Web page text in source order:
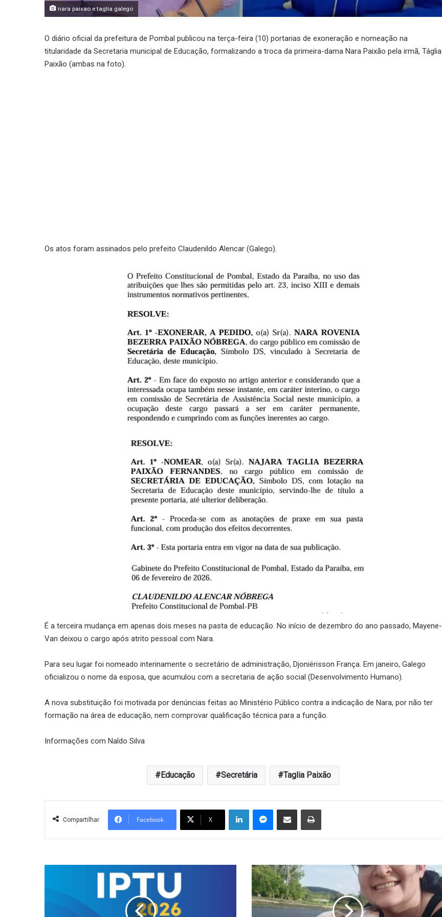
nara paixao e taglia galego
O diário oficial da prefeitura de Pombal publicou na terça-feira (10) portarias de exoneração e nomeação na
titularidade da Secretaria municipal de Educação, formalizando a troca da primeira-dama Nara Paixão pela irmã, Táglia
Paixão (ambas na foto).
Os atos foram assinados pelo prefeito Claudenildo Alencar (Galego).
É a terceira mudança em apenas dois meses na pasta de educação. No início de dezembro do ano passado, Mayene-
Van deixou o cargo após atrito pessoal com Nara.
Para seu lugar foi nomeado interinamente o secretário de administração, Djoniérisson França. Em janeiro, Galego
oficializou o nome da esposa, que acumulou com a secretaria de ação social (Desenvolvimento Humano).
A nova substituição foi motivada por denúncias feitas ao Ministério Público contra a indicação de Nara, por não ter
formação na área de educação, nem comprovar qualificação técnica para a função.
Informações com Naldo Silva
Educação Secretária Taglia Paixão
Compartilhar Facebook X
LinkedinMessenger
Compartilhar via e-mail Imprimir
Cuidados
com
os
pets